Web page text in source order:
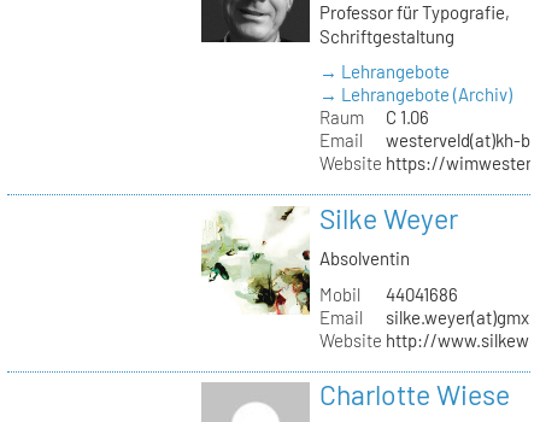
Professor für Typografie,
Schriftgestaltung
→ Lehrangebote
→ Lehrangebote (Archiv)
Raum
C 1.06
Email
westerveld(at)kh-
Website https://
Silke Weyer
Absolventin
Mobil
44041686
Email
Website http://
Charlotte Wiese